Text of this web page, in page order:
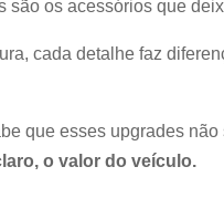
são os acessórios que
cada detalhe faz
que esses upgrades não
o valor do veículo.